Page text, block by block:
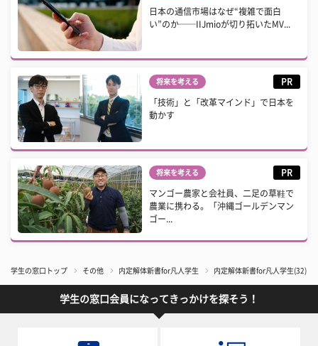
日本の通信市場はなぜ“複雑で面白
い”のか──IIJmioが切り拓いたMV...
将来を考える PR
「技術」と「改革マインド」で日本を
動かす
将来を考える PR
マンゴー農家と会社員、二足の草鞋で
農業に携わる。「沖縄ゴールデンマン
ゴー...
学生の窓口トップ その他 内定解体新書for凡人学生 内定解体新書for凡人学生(32)「
学生の窓口会員になってきっかけを探そう！